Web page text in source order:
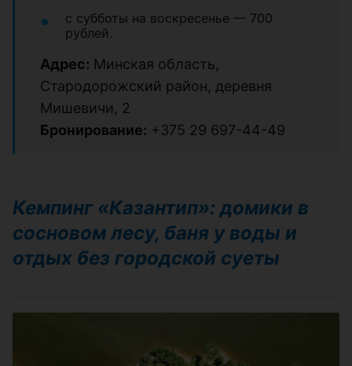
с субботы на воскресенье — 700
рублей.
Адрес: Минская область,
Стародорожский район, деревня
Мишевичи, 2
Бронирование: +375 29 697-44-49
Кемпинг «Казантип»: домики в
сосновом лесу, баня у воды и
отдых без городской суеты